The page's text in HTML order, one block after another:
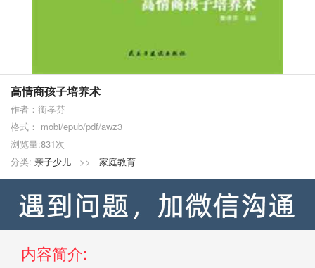
高情商孩子培养术
作者：衡孝芬
格式： mobi/epub/pdf/awz3
浏览量:831次
分类: 亲子少儿 >> 家庭教育
内容简介: